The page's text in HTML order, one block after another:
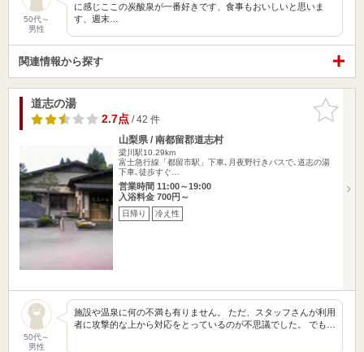
50代～
男性
に感じここの炭酸泉が一番好きです、食事もおいしいと思いま
す、週末…
関連情報から探す
お気に入
りに追加
道志の湯
2.7点/ 42 件
山梨県 / 南都留郡道志村
梁川駅10.29km
富士急行線「都留市駅」下車､月夜野行きバスで､道志の湯
下車､徒歩すぐ…
営業時間 11:00～19:00
入浴料金 700円～
日帰り 冷え性
50代～
男性
施設や温泉に何の不満も有りません。 ただ、スタッフさんが利用
者に攻撃的な上から対応をとっているのが不思議でした。 でも…